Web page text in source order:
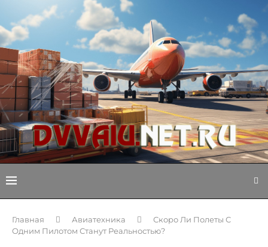
Главная Авиатехника
Скоро Ли Полеты С
Одним Пилотом Станут Реальностью?